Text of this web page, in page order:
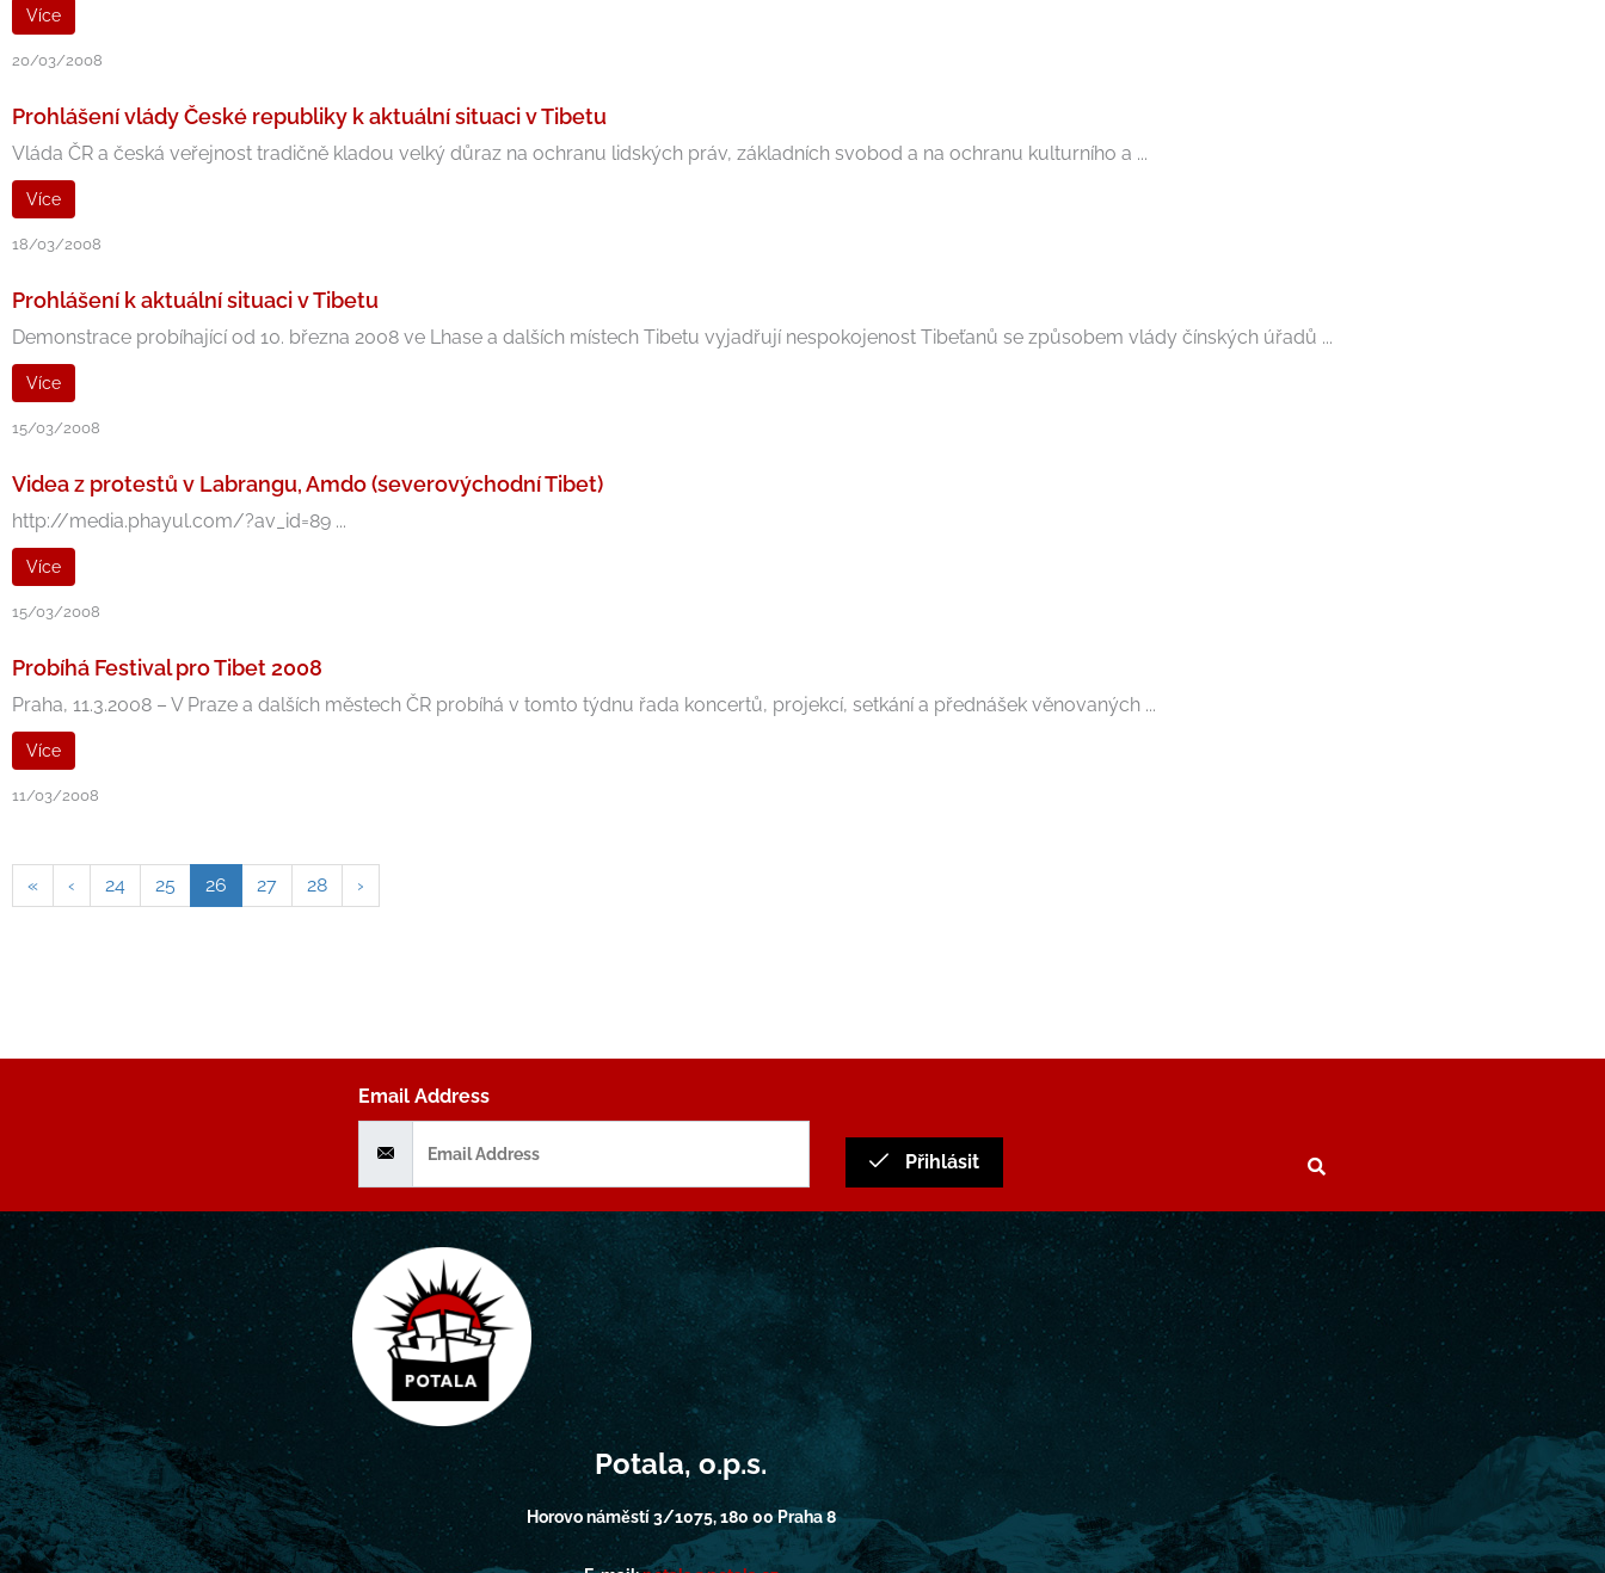
Více
20/03/2008
Prohlášení vlády České republiky k aktuální situaci v Tibetu
Vláda ČR a česká veřejnost tradičně kladou velký důraz na ochranu lidských práv, základních svobod a na ochranu kulturního a ...
Více
18/03/2008
Prohlášení k aktuální situaci v Tibetu
Demonstrace probíhající od 10. března 2008 ve Lhase a dalších místech Tibetu vyjadřují nespokojenost Tibeťanů se způsobem vlády čínských úřadů ...
Více
15/03/2008
Videa z protestů v Labrangu, Amdo (severovýchodní Tibet)
http://media.phayul.com/?av_id=89 ...
Více
15/03/2008
Probíhá Festival pro Tibet 2008
Praha, 11.3.2008 – V Praze a dalších městech ČR probíhá v tomto týdnu řada koncertů, projekcí, setkání a přednášek věnovaných ...
Více
11/03/2008
« ‹ 24 25 26 27 28 ›
Email Address
Přihlásit
Potala, o.p.s.
Horovo náměstí 3/1075, 180 00 Praha 8